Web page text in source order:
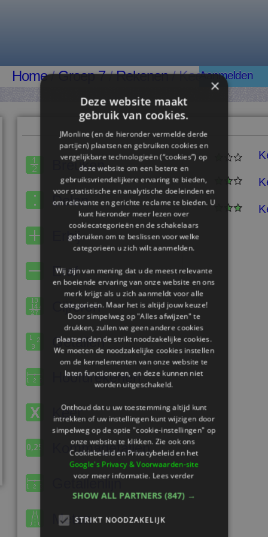
Home/Groep 7/Rekenen/ KeerAanmelden
Breuken
Delen
Erbij
Eraf
Cijferen
Getallen
Hoofdrekenen
Keer
Kommagetallen
Getallenlijn
Meten
×
Deze website maakt
gebruik van cookies.
JMonline (en de hieronder vermelde derde
partijen) plaatsen en gebruiken cookies en
vergelijkbare technologieën (“cookies”) op
deze website om een ​​betere en
gebruiksvriendelijkere ervaring te bieden,
voor statistische en analytische doeleinden en
om relevante en gerichte reclame te bieden. U
kunt hieronder meer lezen over
cookiecategorieën en de schakelaars
gebruiken om te beslissen voor welke
categorieën u zich wilt aanmelden.
Wij zijn van mening dat u de meest relevante
en boeiende ervaring van onze website en ons
merk krijgt als u zich aanmeldt voor alle
categorieën. Maar het is altijd jouw keuze!
Door simpelweg op "Alles afwijzen" te
drukken, zullen we geen andere cookies
plaatsen dan de strikt noodzakelijke cookies.
We moeten de noodzakelijke cookies instellen
om de kernelementen van onze website te
laten functioneren, en deze kunnen niet
worden uitgeschakeld.
Onthoud dat u uw toestemming altijd kunt
intrekken of uw instellingen kunt wijzigen door
simpelweg op de optie "cookie-instellingen" op
onze website te klikken. Zie ook ons ​​
Cookiebeleid en Privacybeleid en het
Google's Privacy & Voorwaarden-site
voor meer informatie.Lees verder
SHOW ALL PARTNERS (847) →
STRIKT NOODZAKELIJK